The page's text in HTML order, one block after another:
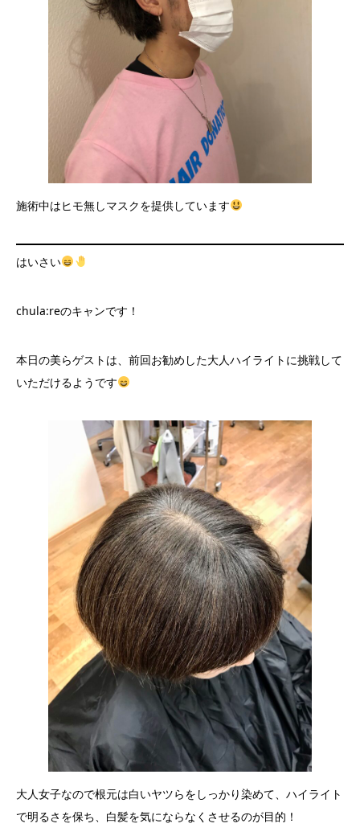
施術中はヒモ無しマスクを提供しています
はいさい
chula:reのキャンです！
本日の美らゲストは、前回お勧めした大人ハイライトに挑戦して
いただけるようです
大人女子なので根元は白いヤツらをしっかり染めて、ハイライト
で明るさを保ち、白髪を気にならなくさせるのが目的！